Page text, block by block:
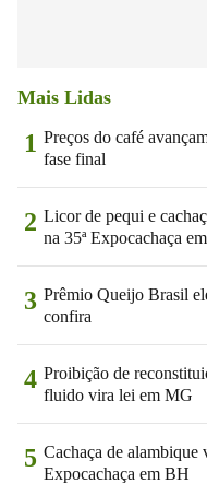
Mais Lidas
1 Preços do café
fase final
2 Licor de pequi e
na 35ª Expocachaça
3 Prêmio Queijo Brasil
confira
4 Proibição de
fluido vira lei em MG
5 Cachaça de alambique
Expocachaça em BH